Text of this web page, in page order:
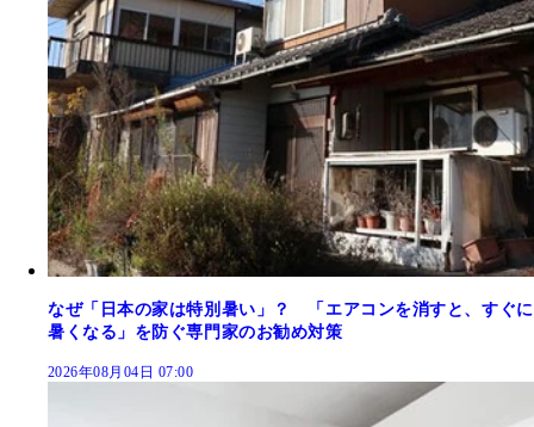
なぜ「日本の家は特別暑い」？ 「エアコンを消すと、すぐに
暑くなる」を防ぐ専門家のお勧め対策
2026年08月04日 07:00